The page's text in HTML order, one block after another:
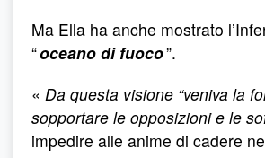
Ma Ella ha anche mostrato
“oceano di fuoco”.
« Da questa visione “veniva la
sopportare le opposizioni e le
impedire alle anime di cadere